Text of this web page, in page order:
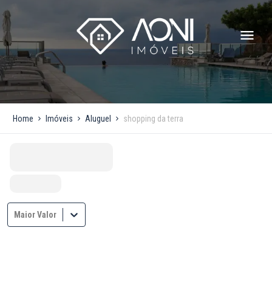
Home Imóveis Aluguel shopping da terra
Maior Valor